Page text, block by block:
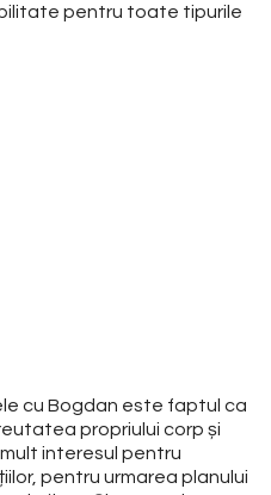
pentru toate tipurile
cu Bogdan este faptul ca
propriului corp și
interesul pentru
pentru urmarea planului